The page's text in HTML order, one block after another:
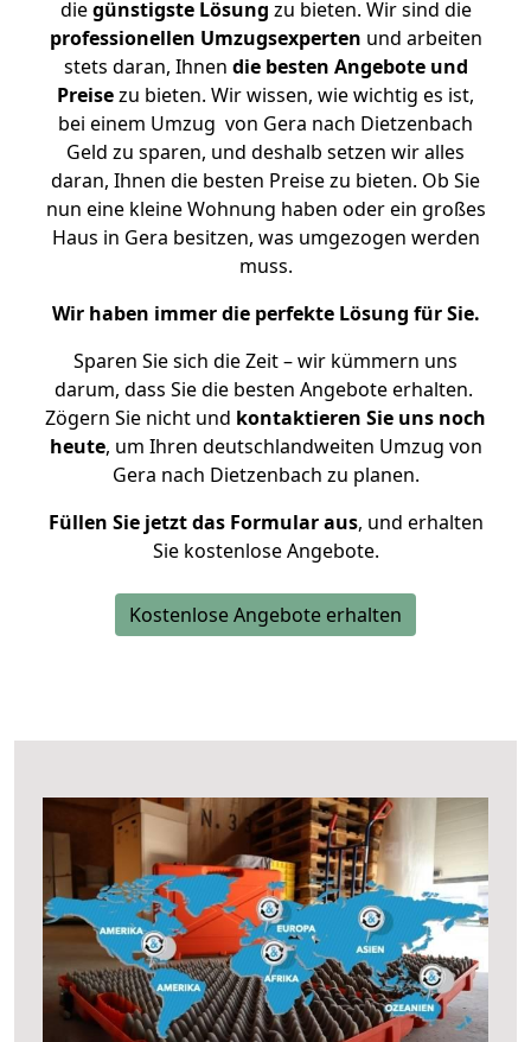
diegünstigste Lösung zu bieten. Wir sind die
professionellen Umzugsexperten und arbeiten
stets daran, Ihnen die besten Angebote und
Preisezu bieten. Wir wissen, wie wichtig es ist,
bei einem Umzug von Gera nach Dietzenbach
Geld zu sparen, und deshalb setzen wir alles
daran, Ihnen die besten Preise zu bieten. Ob Sie
nun eine kleine Wohnung haben oder ein großes
Haus in Gera besitzen, was umgezogen werden
muss.
Wir haben immer die perfekte Lösung für Sie.
Sparen Sie sich die Zeit – wir kümmern uns
darum, dass Sie die besten Angebote erhalten.
Zögern Sie nicht und kontaktieren Sie uns noch
heute, um Ihren deutschlandweiten Umzug von
Gera nach Dietzenbach zu planen.
Füllen Sie jetzt das Formular aus, und erhalten
Sie kostenlose Angebote.
Kostenlose Angebote erhalten